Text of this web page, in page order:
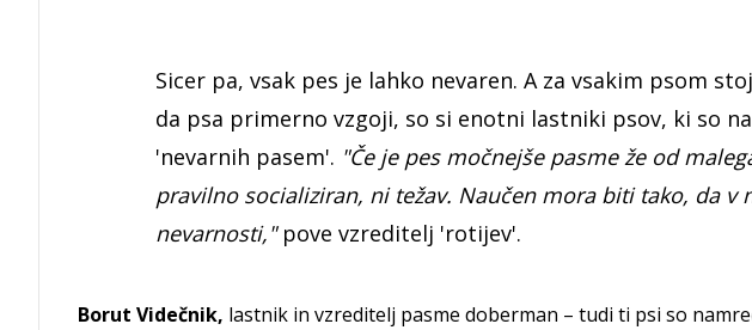
Sicer pa, vsak pes je lahko nevaren. A za vsakim psom
da psa primerno vzgoji, so si enotni lastniki psov, ki so
'nevarnih pasem'. "Če je pes močnejše pasme že od
pravilno socializiran, ni težav. Naučen mora biti tako, da v
nevarnosti,"pove vzreditelj 'rotijev'.
Borut Videčnik, lastnik in vzreditelj pasme doberman – tudi ti psi so